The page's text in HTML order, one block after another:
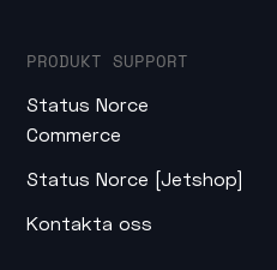
PRODUKT SUPPORT
Status Norce
Commerce
Status Norce [Jetshop]
Kontakta oss